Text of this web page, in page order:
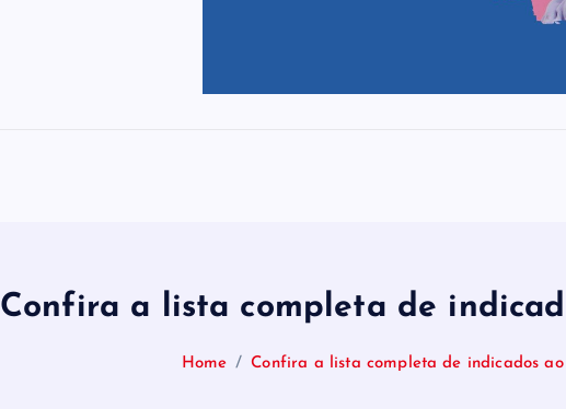
Confira a lista completa de
Home Confira a lista completa de indicados ao